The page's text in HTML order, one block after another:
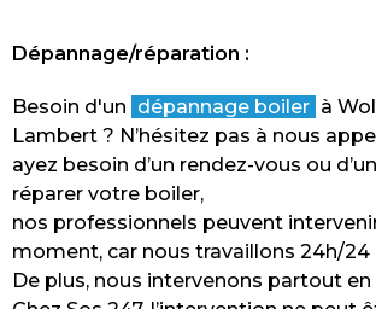
Dépannage/réparation :
Besoin d'un dépannage boiler à
Lambert ? N’hésitez pas à nous
ayez besoin d’un rendez-vous ou
réparer votre boiler,
nos professionnels peuvent
moment, car nous travaillons 24h/24
De plus, nous intervenons partout en